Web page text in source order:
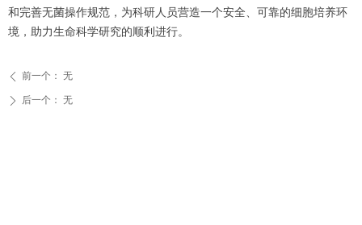
和完善无菌操作规范，为科研人员营造一个安全、可靠的细胞培养环
境，助力生命科学研究的顺利进行。
ꄴ 前一个： 无
ꄲ 后一个： 无